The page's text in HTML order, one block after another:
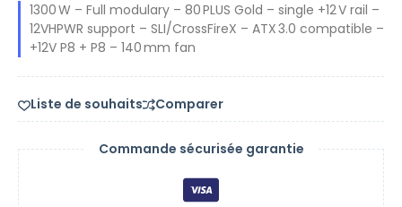
1300 W – Full modulary – 80 PLUS Gold – single +12 V rail –
12VHPWR support – SLI/CrossFireX – ATX 3.0 compatible –
+12V P8 + P8 – 140 mm fan
Liste de souhaits Comparer
Commande sécurisée garantie